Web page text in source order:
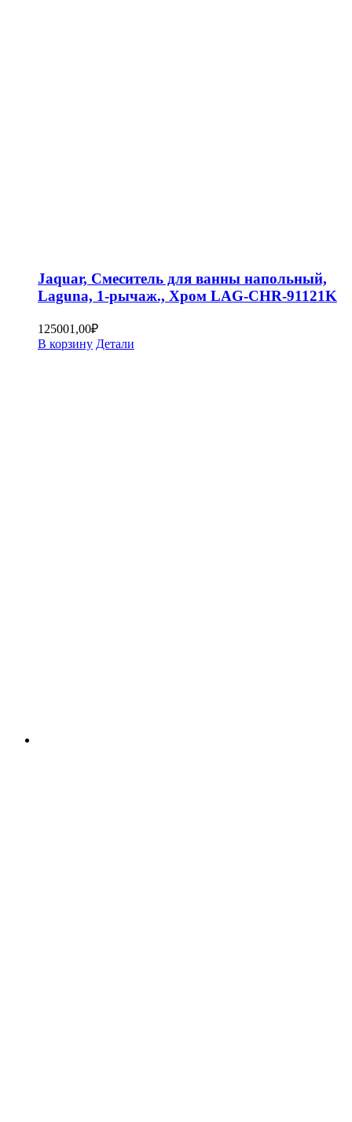
Jaquar, Смеситель для ванны напольный,
Laguna, 1-рычаж., Хром LAG-CHR-91121K
125001,00₽
В корзину Детали